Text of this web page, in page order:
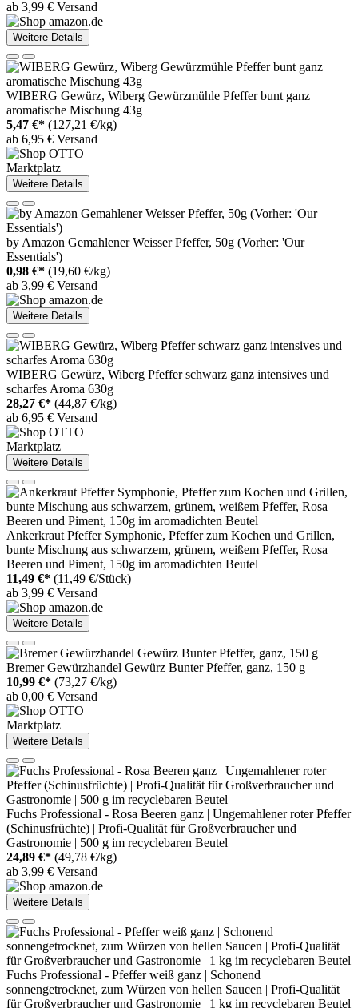
ab 3,99 € Versand
Weitere Details
WIBERG Gewürz, Wiberg Gewürzmühle Pfeffer bunt ganz
aromatische Mischung 43g
5,47 €* (127,21 €/kg)
ab 6,95 € Versand
Marktplatz
Weitere Details
by Amazon Gemahlener Weisser Pfeffer, 50g (Vorher: 'Our
Essentials')
0,98 €* (19,60 €/kg)
ab 3,99 € Versand
Weitere Details
WIBERG Gewürz, Wiberg Pfeffer schwarz ganz intensives und
scharfes Aroma 630g
28,27 €* (44,87 €/kg)
ab 6,95 € Versand
Marktplatz
Weitere Details
Ankerkraut Pfeffer Symphonie, Pfeffer zum Kochen und Grillen,
bunte Mischung aus schwarzem, grünem, weißem Pfeffer, Rosa
Beeren und Piment, 150g im aromadichten Beutel
11,49 €* (11,49 €/Stück)
ab 3,99 € Versand
Weitere Details
Bremer Gewürzhandel Gewürz Bunter Pfeffer, ganz, 150 g
10,99 €* (73,27 €/kg)
ab 0,00 € Versand
Marktplatz
Weitere Details
Fuchs Professional - Rosa Beeren ganz | Ungemahlener roter Pfeffer
(Schinusfrüchte) | Profi-Qualität für Großverbraucher und
Gastronomie | 500 g im recyclebaren Beutel
24,89 €* (49,78 €/kg)
ab 3,99 € Versand
Weitere Details
Fuchs Professional - Pfeffer weiß ganz | Schonend
sonnengetrocknet, zum Würzen von hellen Saucen | Profi-Qualität
für Großverbraucher und Gastronomie | 1 kg im recyclebaren Beutel